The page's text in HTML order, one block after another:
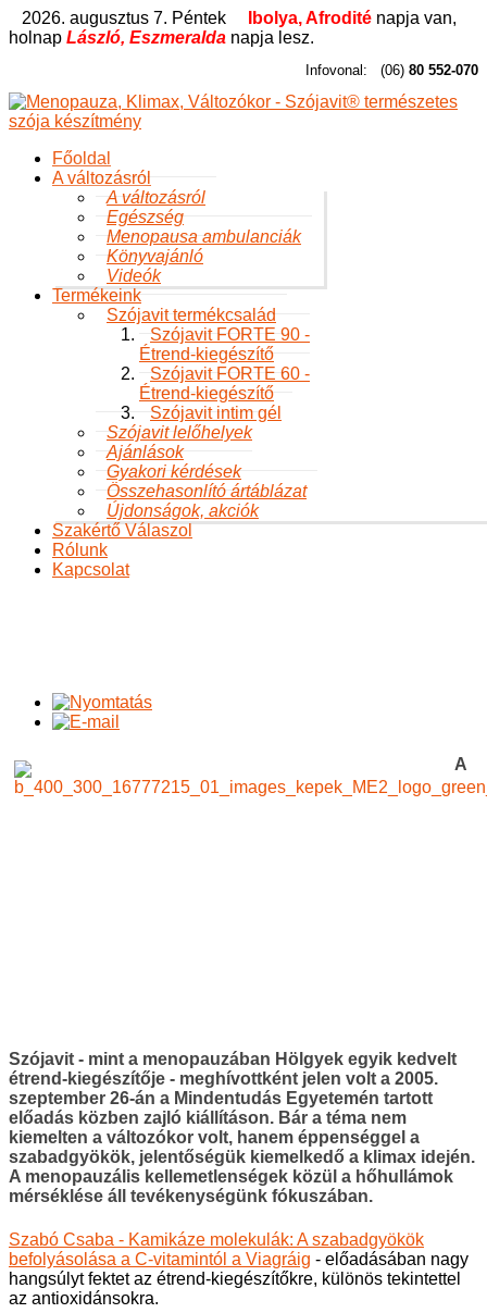
2026. augusztus 7. Péntek Ibolya, Afrodité napja van,
holnap László, Eszmeralda napja lesz.
Infovonal: (06) 80 552-070
Főoldal
A változásról
A változásról
Egészség
Menopausa ambulanciák
Könyvajánló
Videók
Termékeink
Szójavit termékcsalád
Szójavit FORTE 90 -
Étrend-kiegészítő
Szójavit FORTE 60 -
Étrend-kiegészítő
Szójavit intim gél
Szójavit lelőhelyek
Ajánlások
Gyakori kérdések
Összehasonlító ártáblázat
Újdonságok, akciók
Szakértő Válaszol
Rólunk
Kapcsolat
A
Szójavit - mint a menopauzában Hölgyek egyik kedvelt
étrend-kiegészítője - meghívottként jelen volt a 2005.
szeptember 26-án a Mindentudás Egyetemén tartott
előadás közben zajló kiállításon. Bár a téma nem
kiemelten a változókor volt, hanem éppenséggel a
szabadgyökök, jelentőségük kiemelkedő a klimax idején.
A menopauzális kellemetlenségek közül a hőhullámok
mérséklése áll tevékenységünk fókuszában.
Szabó Csaba - Kamikáze molekulák: A szabadgyökök
befolyásolása a C-vitamintól a Viagráig - előadásában nagy
hangsúlyt fektet az étrend-kiegészítőkre, különös tekintettel
az antioxidánsokra.